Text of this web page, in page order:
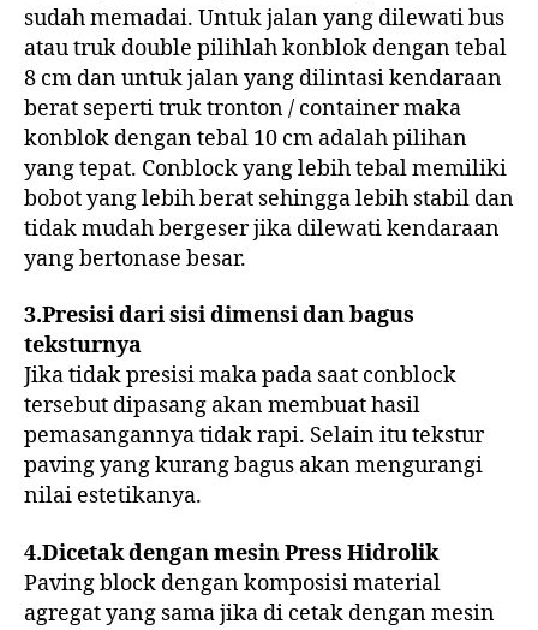
sudah memadai. Untuk jalan yang dilewati bus
atau truk double pilihlah konblok dengan tebal
8 cm dan untuk jalan yang dilintasi kendaraan
berat seperti truk tronton / container maka
konblok dengan tebal 10 cm adalah pilihan
yang tepat. Conblock yang lebih tebal memiliki
bobot yang lebih berat sehingga lebih stabil dan
tidak mudah bergeser jika dilewati kendaraan
yang bertonase besar.
3.Presisi dari sisi dimensi dan bagus
teksturnya
Jika tidak presisi maka pada saat conblock
tersebut dipasang akan membuat hasil
pemasangannya tidak rapi. Selain itu tekstur
paving yang kurang bagus akan mengurangi
nilai estetikanya.
4.Dicetak dengan mesin Press Hidrolik
Paving block dengan komposisi material
agregat yang sama jika di cetak dengan mesin